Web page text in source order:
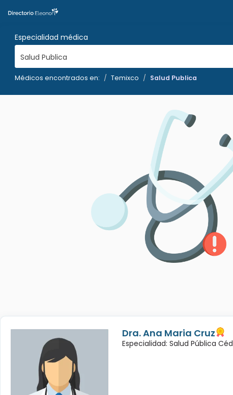
Especialidad médica
Salud Publica
Médicos encontrados en: Temixco Salud Publica
Dra. Ana Maria Cruz
Especialidad: Salud Pública